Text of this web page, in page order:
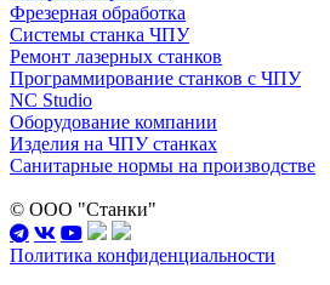
Фрезерная обработка
Системы станка ЧПУ
Ремонт лазерных станков
Программирование станков с ЧПУ
NC Studio
Оборудование компании
Изделия на ЧПУ станках
Санитарные нормы на производстве
© ООО "Станки"
Политика конфиденциальности